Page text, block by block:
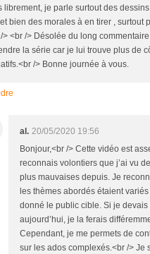
librement, je parle surtout des
bien des morales à en tirer , surtout
> <br /> Désolée du long
la série car je lui trouve plus de
/> Bonne journée à vous.
al. 20/05/2020 19:56
Bonjour,<br /> Cette vidéo est
reconnais volontiers que j’ai vu
plus mauvaises depuis. Je
les thèmes abordés étaient
donné le public cible. Si je
aujourd’hui, je la ferais
Cependant, je me permets de
sur les ados complexés.<br /> Je